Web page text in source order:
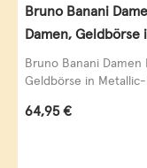
Bruno Banani
Damen,
Leder, schwarz-
Bruno Banani
Geldbörse in
Regulärer Preis:
64,95 €